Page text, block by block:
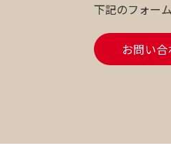
下記のフォー
お問い